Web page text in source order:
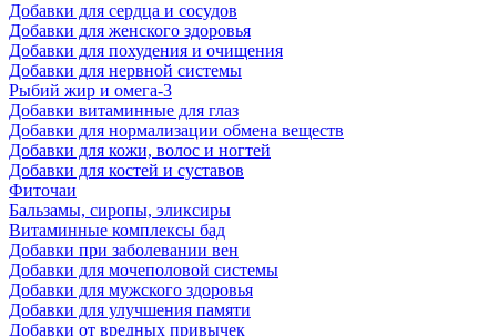
Добавки для сердца и сосудов
Добавки для женского здоровья
Добавки для похудения и очищения
Добавки для нервной системы
Рыбий жир и омега-3
Добавки витаминные для глаз
Добавки для нормализации обмена веществ
Добавки для кожи, волос и ногтей
Добавки для костей и суставов
Фиточаи
Бальзамы, сиропы, эликсиры
Витаминные комплексы бад
Добавки при заболевании вен
Добавки для мочеполовой системы
Добавки для мужского здоровья
Добавки для улучшения памяти
Добавки от вредных привычек